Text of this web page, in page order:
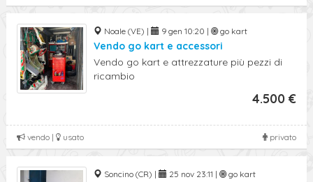
Noale (VE) | 9 gen 10:20 | go kart
Vendo go kart e accessori
Vendo go kart e attrezzature più pezzi di
ricambio
4.500 €
privato
vendo | usato
Soncino (CR) | 25 nov 23:11 | go kart